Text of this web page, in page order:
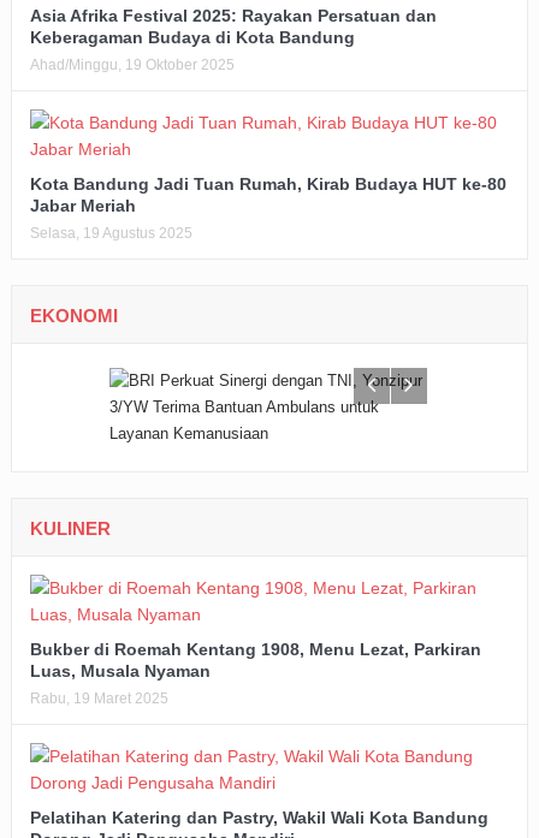
Asia Afrika Festival 2025: Rayakan Persatuan dan
Keberagaman Budaya di Kota Bandung
Ahad/Minggu, 19 Oktober 2025
Kota Bandung Jadi Tuan Rumah, Kirab Budaya HUT ke-80
Jabar Meriah
Selasa, 19 Agustus 2025
EKONOMI
KULINER
Bukber di Roemah Kentang 1908, Menu Lezat, Parkiran
Luas, Musala Nyaman
Rabu, 19 Maret 2025
Pelatihan Katering dan Pastry, Wakil Wali Kota Bandung